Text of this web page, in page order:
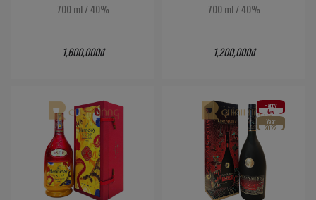
700 ml /40%
1,600,000đ
700 ml /40%
1,200,000đ
Happy
New
Year
2022